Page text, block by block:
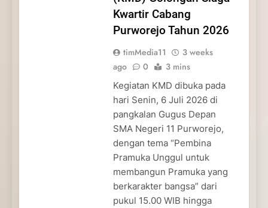
Kwartir Cabang
Purworejo Tahun 2026
timMedia11
3 weeks
ago
0 3 mins
Kegiatan KMD dibuka pada
hari Senin, 6 Juli 2026 di
pangkalan Gugus Depan
SMA Negeri 11 Purworejo,
dengan tema “Pembina
Pramuka Unggul untuk
membangun Pramuka yang
berkarakter bangsa” dari
pukul 15.00 WIB hingga